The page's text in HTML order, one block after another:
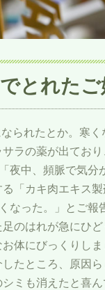
とれたご
られたとか。寒
ラの薬が出てお
中、頻脈で気分
「カキ肉エキス
なった。」とご報
のはれが急にひ
体にびっくりし
たところ、原因
ミも消えたと喜